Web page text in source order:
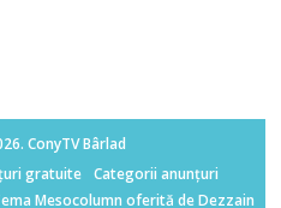
ConyTV Bârlad
gratuite Categorii anunțuri
Mesocolumn oferită de Dezzain